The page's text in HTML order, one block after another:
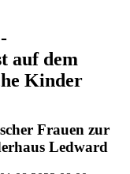
auf dem
Kinder
Frauen zur
Ledward